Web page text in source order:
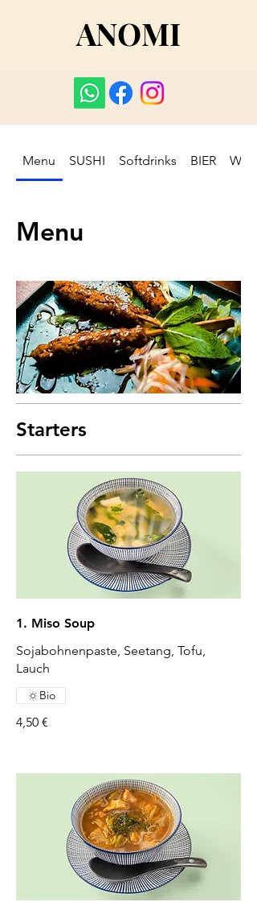
ANOMI
Menu SUSHI Softdrinks BIER WEIN
Menu
Starters
1. Miso Soup
Sojabohnenpaste, Seetang, Tofu,
4,50 €
Bio